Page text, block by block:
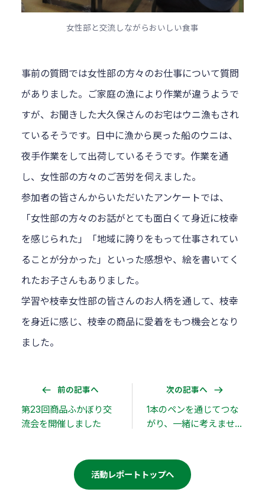
女性部と交流しながらおいしい食事
事前の質問では女性部の方々のお仕事について質問
がありました。ご家庭の漁により作業が違うようで
すが、お聞きした大久保さんのお宅はウニ漁もされ
ているそうです。日中に漁から戻った船のウニは、
夜手作業をして出荷しているそうです。作業を通
し、女性部の方々のご苦労を伺えました。
参加者の皆さんからいただいたアンケートでは、
「女性部の方々のお話がとても面白くて身近に枝幸
を感じられた」「地域に誇りをもって仕事されてい
ることが分かった」といった感想や、絵を書いてく
れたお子さんもありました。
学習や枝幸女性部の皆さんのお人柄を通して、枝幸
を身近に感じ、枝幸の商品に愛着をもつ機会となり
ました。
前の記事へ
第23回商品ふかぼり交
流会を開催しました
次の記事へ
1本のペンを通じてつな
がり、一緒に考えません
活動レポートトップへ